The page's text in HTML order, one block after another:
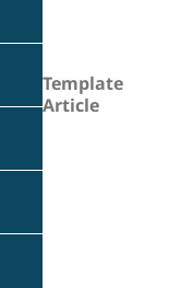
Template
Article